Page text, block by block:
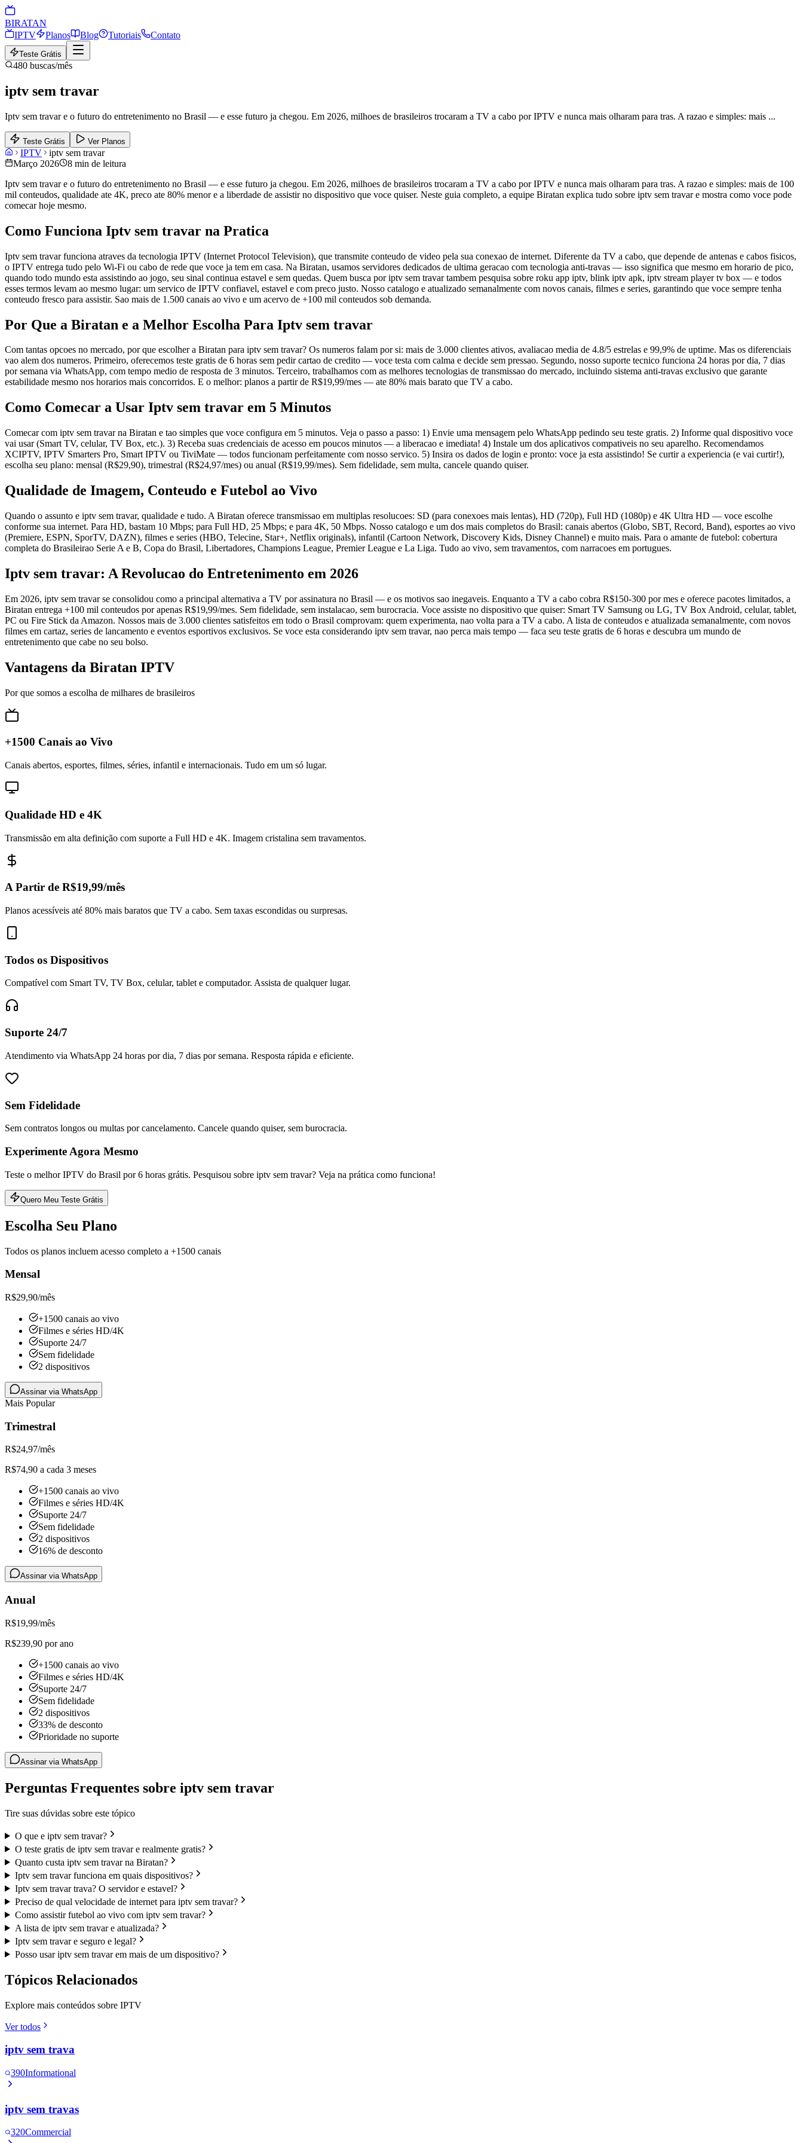
BIRATAN
IPTV
Planos Blog Tutoriais Contato
Teste Grátis
480 buscas/mês
iptv sem travar
Iptv sem travar e o futuro do entretenimento no Brasil — e esse futuro ja chegou. Em 2026, milhoes de brasileiros trocaram a TV a cabo por IPTV e nunca mais olharam para tras. A razao e simples: mais ...
Teste Grátis Ver Planos
IPTV
iptv sem travar
Março 2026
8 min de leitura
Iptv sem travar e o futuro do entretenimento no Brasil — e esse futuro ja chegou. Em 2026, milhoes de brasileiros trocaram a TV a cabo por IPTV e nunca mais olharam para tras. A razao e simples: mais de 100
mil conteudos, qualidade ate 4K, preco ate 80% menor e a liberdade de assistir no dispositivo que voce quiser. Neste guia completo, a equipe Biratan explica tudo sobre iptv sem travar e mostra como voce pode
comecar hoje mesmo.
Como Funciona Iptv sem travar na Pratica
Iptv sem travar funciona atraves da tecnologia IPTV (Internet Protocol Television), que transmite conteudo de video pela sua conexao de internet. Diferente da TV a cabo, que depende de antenas e cabos fisicos,
o IPTV entrega tudo pelo Wi-Fi ou cabo de rede que voce ja tem em casa. Na Biratan, usamos servidores dedicados de ultima geracao com tecnologia anti-travas — isso significa que mesmo em horario de pico,
quando todo mundo esta assistindo ao jogo, seu sinal continua estavel e sem quedas. Quem busca por iptv sem travar tambem pesquisa sobre roku app iptv, blink iptv apk, iptv stream player tv box — e todos
esses termos levam ao mesmo lugar: um servico de IPTV confiavel, estavel e com preco justo. Nosso catalogo e atualizado semanalmente com novos canais, filmes e series, garantindo que voce sempre tenha
conteudo fresco para assistir. Sao mais de 1.500 canais ao vivo e um acervo de +100 mil conteudos sob demanda.
Por Que a Biratan e a Melhor Escolha Para Iptv sem travar
Com tantas opcoes no mercado, por que escolher a Biratan para iptv sem travar? Os numeros falam por si: mais de 3.000 clientes ativos, avaliacao media de 4.8/5 estrelas e 99,9% de uptime. Mas os diferenciais
vao alem dos numeros. Primeiro, oferecemos teste gratis de 6 horas sem pedir cartao de credito — voce testa com calma e decide sem pressao. Segundo, nosso suporte tecnico funciona 24 horas por dia, 7 dias
por semana via WhatsApp, com tempo medio de resposta de 3 minutos. Terceiro, trabalhamos com as melhores tecnologias de transmissao do mercado, incluindo sistema anti-travas exclusivo que garante
estabilidade mesmo nos horarios mais concorridos. E o melhor: planos a partir de R$19,99/mes — ate 80% mais barato que TV a cabo.
Como Comecar a Usar Iptv sem travar em 5 Minutos
Comecar com iptv sem travar na Biratan e tao simples que voce configura em 5 minutos. Veja o passo a passo: 1) Envie uma mensagem pelo WhatsApp pedindo seu teste gratis. 2) Informe qual dispositivo voce
vai usar (Smart TV, celular, TV Box, etc.). 3) Receba suas credenciais de acesso em poucos minutos — a liberacao e imediata! 4) Instale um dos aplicativos compativeis no seu aparelho. Recomendamos
XCIPTV, IPTV Smarters Pro, Smart IPTV ou TiviMate — todos funcionam perfeitamente com nosso servico. 5) Insira os dados de login e pronto: voce ja esta assistindo! Se curtir a experiencia (e vai curtir!),
escolha seu plano: mensal (R$29,90), trimestral (R$24,97/mes) ou anual (R$19,99/mes). Sem fidelidade, sem multa, cancele quando quiser.
Qualidade de Imagem, Conteudo e Futebol ao Vivo
Quando o assunto e iptv sem travar, qualidade e tudo. A Biratan oferece transmissao em multiplas resolucoes: SD (para conexoes mais lentas), HD (720p), Full HD (1080p) e 4K Ultra HD — voce escolhe
conforme sua internet. Para HD, bastam 10 Mbps; para Full HD, 25 Mbps; e para 4K, 50 Mbps. Nosso catalogo e um dos mais completos do Brasil: canais abertos (Globo, SBT, Record, Band), esportes ao vivo
(Premiere, ESPN, SporTV, DAZN), filmes e series (HBO, Telecine, Star+, Netflix originals), infantil (Cartoon Network, Discovery Kids, Disney Channel) e muito mais. Para o amante de futebol: cobertura
completa do Brasileirao Serie A e B, Copa do Brasil, Libertadores, Champions League, Premier League e La Liga. Tudo ao vivo, sem travamentos, com narracoes em portugues.
Iptv sem travar: A Revolucao do Entretenimento em 2026
Em 2026, iptv sem travar se consolidou como a principal alternativa a TV por assinatura no Brasil — e os motivos sao inegaveis. Enquanto a TV a cabo cobra R$150-300 por mes e oferece pacotes limitados, a
Biratan entrega +100 mil conteudos por apenas R$19,99/mes. Sem fidelidade, sem instalacao, sem burocracia. Voce assiste no dispositivo que quiser: Smart TV Samsung ou LG, TV Box Android, celular, tablet,
PC ou Fire Stick da Amazon. Nossos mais de 3.000 clientes satisfeitos em todo o Brasil comprovam: quem experimenta, nao volta para a TV a cabo. A lista de conteudos e atualizada semanalmente, com novos
filmes em cartaz, series de lancamento e eventos esportivos exclusivos. Se voce esta considerando iptv sem travar, nao perca mais tempo — faca seu teste gratis de 6 horas e descubra um mundo de
entretenimento que cabe no seu bolso.
Vantagens da Biratan IPTV
Por que somos a escolha de milhares de brasileiros
+1500 Canais ao Vivo
Canais abertos, esportes, filmes, séries, infantil e internacionais. Tudo em um só lugar.
Qualidade HD e 4K
Transmissão em alta definição com suporte a Full HD e 4K. Imagem cristalina sem travamentos.
A Partir de R$19,99/mês
Planos acessíveis até 80% mais baratos que TV a cabo. Sem taxas escondidas ou surpresas.
Todos os Dispositivos
Compatível com Smart TV, TV Box, celular, tablet e computador. Assista de qualquer lugar.
Suporte 24/7
Atendimento via WhatsApp 24 horas por dia, 7 dias por semana. Resposta rápida e eficiente.
Sem Fidelidade
Sem contratos longos ou multas por cancelamento. Cancele quando quiser, sem burocracia.
Experimente Agora Mesmo
Teste o melhor IPTV do Brasil por 6 horas grátis. Pesquisou sobre iptv sem travar? Veja na prática como funciona!
Quero Meu Teste Grátis
Escolha Seu Plano
Todos os planos incluem acesso completo a +1500 canais
Mensal
R$29,90/mês
+1500 canais ao vivo
Filmes e séries HD/4K
Suporte 24/7
Sem fidelidade
2 dispositivos
Assinar via WhatsApp
Mais Popular
Trimestral
R$24,97/mês
R$74,90 a cada 3 meses
+1500 canais ao vivo
Filmes e séries HD/4K
Suporte 24/7
Sem fidelidade
2 dispositivos
16% de desconto
Assinar via WhatsApp
Anual
R$19,99/mês
R$239,90 por ano
+1500 canais ao vivo
Filmes e séries HD/4K
Suporte 24/7
Sem fidelidade
2 dispositivos
33% de desconto
Prioridade no suporte
Assinar via WhatsApp
Perguntas Frequentes sobre iptv sem travar
Tire suas dúvidas sobre este tópico
O que e iptv sem travar?
O teste gratis de iptv sem travar e realmente gratis?
Quanto custa iptv sem travar na Biratan?
Iptv sem travar funciona em quais dispositivos?
Iptv sem travar trava? O servidor e estavel?
Preciso de qual velocidade de internet para iptv sem travar?
Como assistir futebol ao vivo com iptv sem travar?
A lista de iptv sem travar e atualizada?
Iptv sem travar e seguro e legal?
Posso usar iptv sem travar em mais de um dispositivo?
Tópicos Relacionados
Explore mais conteúdos sobre IPTV
Ver todos
iptv sem trava
390Informational
iptv sem travas
320Commercial